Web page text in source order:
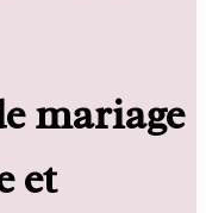
mariage
et